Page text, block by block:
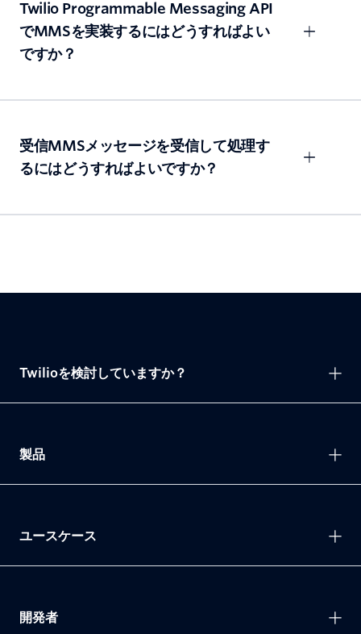
Twilio Programmable Messaging API
でMMSを実装するにはどうすればよい
ですか？
受信MMSメッセージを受信して処理す
るにはどうすればよいですか？
Twilioを検討していますか？
製品
ユースケース
開発者